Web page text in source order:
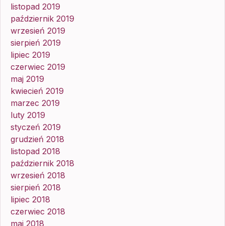
listopad 2019
październik 2019
wrzesień 2019
sierpień 2019
lipiec 2019
czerwiec 2019
maj 2019
kwiecień 2019
marzec 2019
luty 2019
styczeń 2019
grudzień 2018
listopad 2018
październik 2018
wrzesień 2018
sierpień 2018
lipiec 2018
czerwiec 2018
maj 2018